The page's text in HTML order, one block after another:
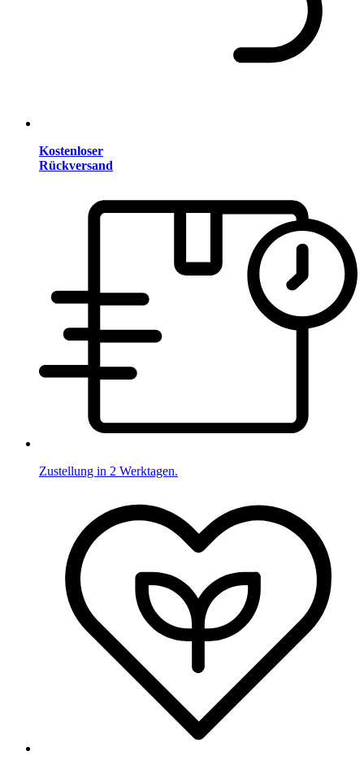
Kostenloser
Rückversand
Zustellung in 2 Werktagen.